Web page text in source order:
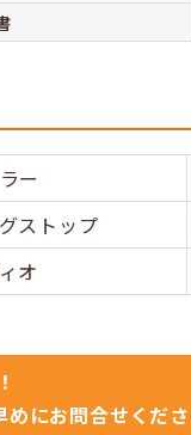
ー
ストップ
オ
にお問合せくださ